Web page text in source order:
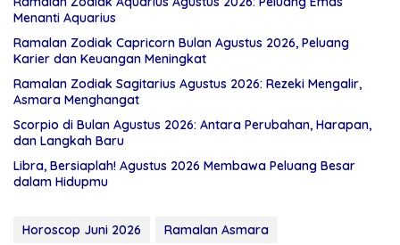
Menanti Aquarius
Ramalan Zodiak Capricorn Bulan Agustus 2026, Peluang
Karier dan Keuangan Meningkat
Ramalan Zodiak Sagitarius Agustus 2026: Rezeki Mengalir,
Asmara Menghangat
Scorpio di Bulan Agustus 2026: Antara Perubahan, Harapan,
dan Langkah Baru
Libra, Bersiaplah! Agustus 2026 Membawa Peluang Besar
dalam Hidupmu
Horoscop Juni 2026
Ramalan Asmara